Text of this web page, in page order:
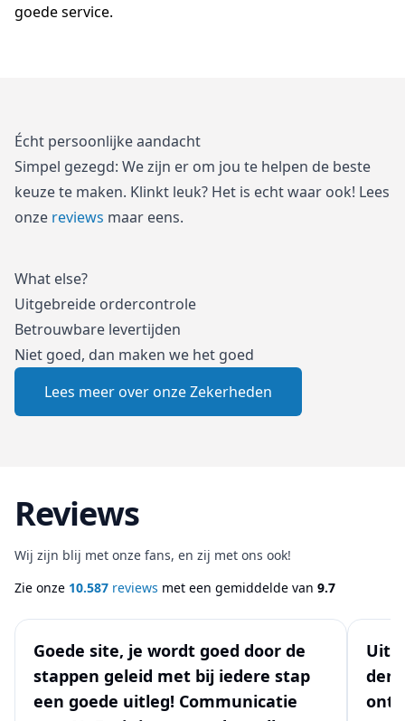
goede service.
Écht persoonlijke aandacht
Simpel gezegd: We zijn er om jou te helpen de beste
keuze te maken. Klinkt leuk? Het is echt waar ook! Lees
onze reviews maar eens.
What else?
Uitgebreide ordercontrole
Betrouwbare levertijden
Niet goed, dan maken we het goed
Lees meer over onze Zekerheden
Reviews
Wij zijn blij met onze fans, en zij met ons ook!
Zie onze 10.587 reviews met een gemiddelde van 9.7
Goede site, je wordt goed door de
stappen geleid met bij iedere stap
een goede uitleg! Communicatie